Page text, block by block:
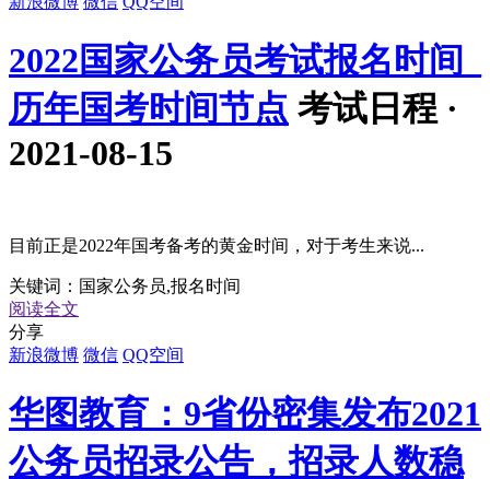
2022国家公务员考试报名时间_
历年国考时间节点 考试日程 ·
2021-08-15
目前正是2022年国考备考的黄金时间，对于考生来说...
关键词： 国家公务员,报名时间
阅读全文
分享
新浪微博 微信 QQ空间
华图教育：9省份密集发布2021
公务员招录公告，招录人数稳